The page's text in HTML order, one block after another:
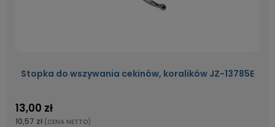
Stopka do wszywania cekinów, koralików JZ-13785E
13,00 zł
10,57 zł (CENA NETTO)